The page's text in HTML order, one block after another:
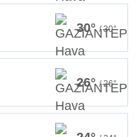
30° / 30°
26° / 26°